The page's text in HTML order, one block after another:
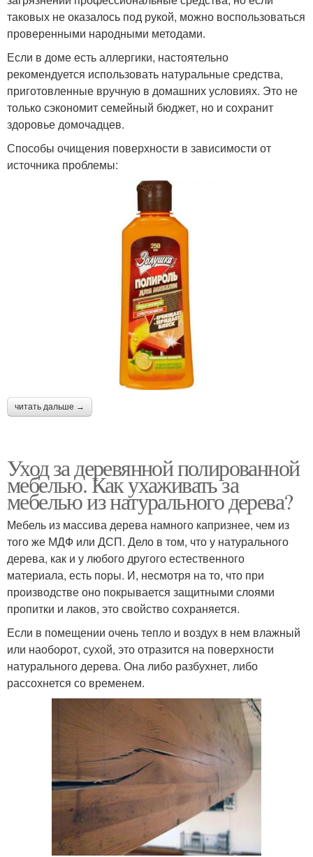
таковых не оказалось под рукой, можно воспользоваться
проверенными народными методами.
Если в доме есть аллергики, настоятельно
рекомендуется использовать натуральные средства,
приготовленные вручную в домашних условиях. Это не
только сэкономит семейный бюджет, но и сохранит
здоровье домочадцев.
Способы очищения поверхности в зависимости от
источника проблемы:
читать дальше →
Уход за деревянной полированной
мебелью. Как ухаживать за
мебелью из натурального дерева?
Мебель из массива дерева намного капризнее, чем из
того же МДФ или ДСП. Дело в том, что у натурального
дерева, как и у любого другого естественного
материала, есть поры. И, несмотря на то, что при
производстве оно покрывается защитными слоями
пропитки и лаков, это свойство сохраняется.
Если в помещении очень тепло и воздух в нем влажный
или наоборот, сухой, это отразится на поверхности
натурального дерева. Она либо разбухнет, либо
рассохнется со временем.